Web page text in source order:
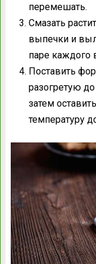
перемешать.
Смазать
выпечки и
паре каждого
Поставить
разогретую
затем
температуру